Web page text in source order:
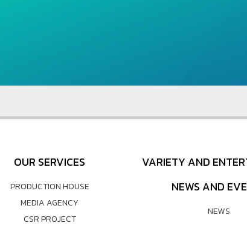
OUR SERVICES
PRODUCTION HOUSE
MEDIA AGENCY
CSR PROJECT
VARIETY AND
NEWS AND
NEWS